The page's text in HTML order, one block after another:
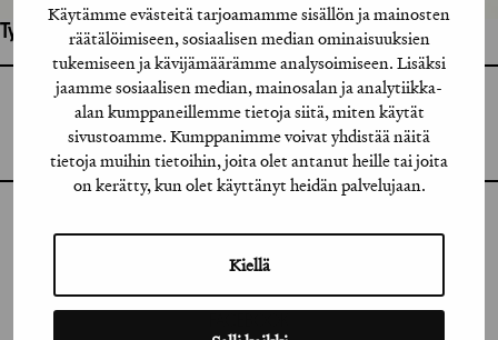
Käytämme evästeitä tarjoamamme sisällön ja mainosten
räätälöimiseen, sosiaalisen median ominaisuuksien
tukemiseen ja kävijämäärämme analysoimiseen. Lisäksi
jaamme sosiaalisen median, mainosalan ja analytiikka-
alan kumppaneillemme tietoja siitä, miten käytät
sivustoamme. Kumppanimme voivat yhdistää näitä
tietoja muihin tietoihin, joita olet antanut heille tai joita
on kerätty, kun olet käyttänyt heidän palvelujaan.
Kiellä
Työhön osallistuneet henkilöt / tahot:
GRAFIA RY
GRAFIA(AT)GRAFIA.FI
UUDENMAANKATU 11 B 9,
00120 HELSINKI
INSTAGRAM
LINKEDIN